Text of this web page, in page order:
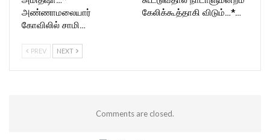
அண்ணாமலையார்
கோவிலில் சாமி…
கேலிக்கூத்தாகி விடும்…*…
PREV NEXT
Comments are closed.